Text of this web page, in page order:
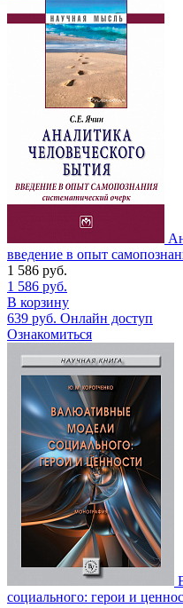
введение в опыт
1 586 руб.
1 586 руб.
В корзину
639 руб. Онлайн доступ
Ознакомиться
социального: герои и